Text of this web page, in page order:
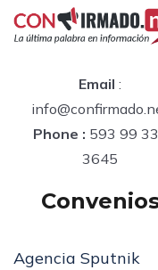
Email :
Phone : 593 99
3645
Agencia Sputnik